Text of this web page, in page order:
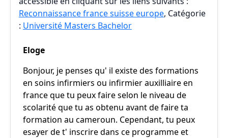
Reconnaissance france suisse europe, Catégorie
: Université Masters Bachelor
Eloge
Bonjour, je penses qu' il existe des formations
en soins infirmiers ou infirmier auxilliaire en
france que tu peux faire selon le niveau de
scolarité que tu as obtenu avant de faire ta
formation au cameroun. Cependant, tu peux
esayer de t' inscrire dans ce programme et